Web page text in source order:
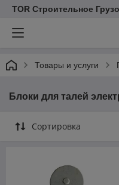
TOR Строительное
Товары и услуги
Блоки для талей
Сортировка